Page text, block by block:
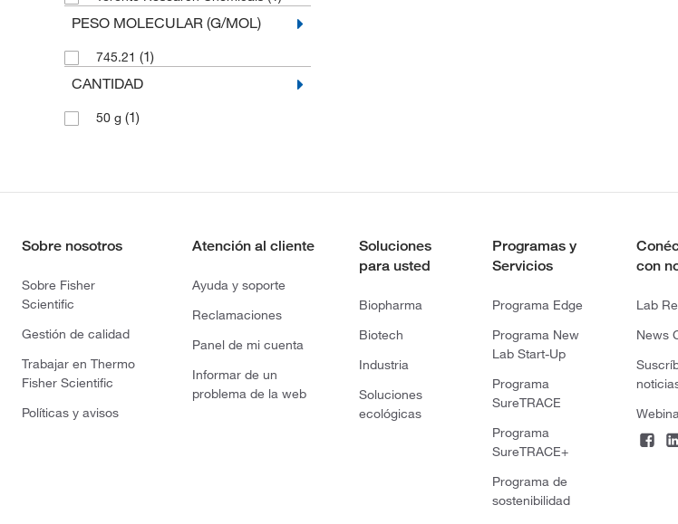
PESO MOLECULAR (G/MOL)
745.21 (1)
CANTIDAD
50 g (1)
Sobre nosotros
Sobre Fisher
Scientific
Gestión de calidad
Trabajar en Thermo
Fisher Scientific
Políticas y avisos
Atención al cliente
Ayuda y soporte
Reclamaciones
Panel de mi cuenta
Informar de un
problema de la web
Soluciones
para usted
Biopharma
Biotech
Industria
Soluciones
ecológicas
Programas y
Servicios
Programa Edge
Programa New
Lab Start-Up
Programa
SureTRACE
Programa
SureTRACE+
Programa de
sostenibilidad
con
Lab
News